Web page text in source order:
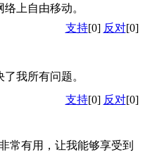
上自由移动。
支持[0] 反对[0]
我所有问题。
支持[0] 反对[0]
常有用，让我能够享受到